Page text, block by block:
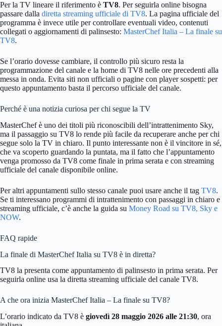
Per la TV lineare il riferimento è TV8. Per seguirla online bisogna
passare dalla diretta streaming ufficiale di TV8. La pagina ufficiale del
programma è invece utile per controllare eventuali video, contenuti
collegati o aggiornamenti di palinsesto: MasterChef Italia – La finale su
TV8.
Se l’orario dovesse cambiare, il controllo più sicuro resta la
programmazione del canale e la home di TV8 nelle ore precedenti alla
messa in onda. Evita siti non ufficiali o pagine con player sospetti: per
questo appuntamento basta il percorso ufficiale del canale.
Perché è una notizia curiosa per chi segue la TV
MasterChef è uno dei titoli più riconoscibili dell’intrattenimento Sky,
ma il passaggio su TV8 lo rende più facile da recuperare anche per chi
segue solo la TV in chiaro. Il punto interessante non è il vincitore in sé,
che va scoperto guardando la puntata, ma il fatto che l’appuntamento
venga promosso da TV8 come finale in prima serata e con streaming
ufficiale del canale disponibile online.
Per altri appuntamenti sullo stesso canale puoi usare anche il tag TV8.
Se ti interessano programmi di intrattenimento con passaggi in chiaro e
streaming ufficiale, c’è anche la guida su Money Road su TV8, Sky e
NOW.
FAQ rapide
La finale di MasterChef Italia su TV8 è in diretta?
TV8 la presenta come appuntamento di palinsesto in prima serata. Per
seguirla online usa la diretta streaming ufficiale del canale TV8.
A che ora inizia MasterChef Italia – La finale su TV8?
L’orario indicato da TV8 è giovedì 28 maggio 2026 alle 21:30, ora